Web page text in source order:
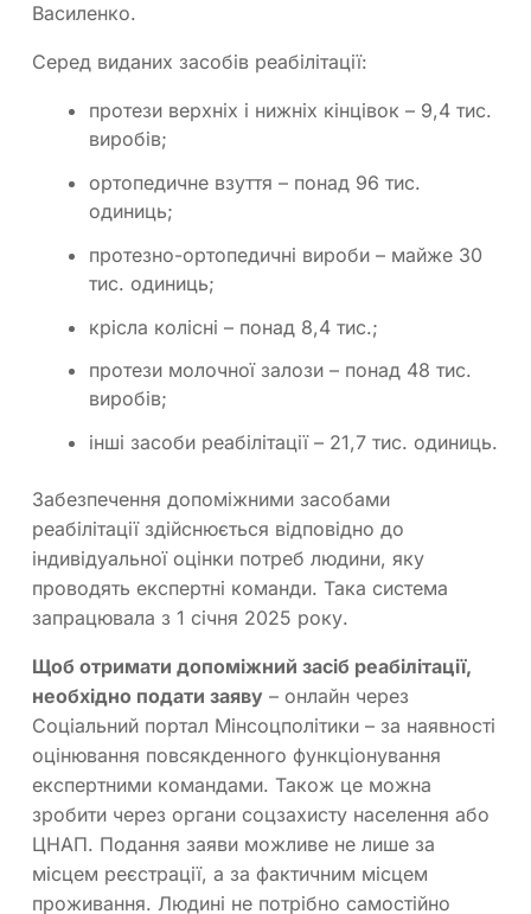
Василенко.
Серед виданих засобів реабілітації:
протези верхніх і нижніх кінцівок – 9,4 тис.
виробів;
ортопедичне взуття – понад 96 тис.
одиниць;
протезно-ортопедичні вироби – майже 30
тис. одиниць;
крісла колісні – понад 8,4 тис.;
протези молочної залози – понад 48 тис.
виробів;
інші засоби реабілітації – 21,7 тис. одиниць.
Забезпечення допоміжними засобами
реабілітації здійснюється відповідно до
індивідуальної оцінки потреб людини, яку
проводять експертні команди. Така система
запрацювала з 1 січня 2025 року.
Щоб отримати допоміжний засіб реабілітації,
необхідно подати заяву – онлайн через
Соціальний портал Мінсоцполітики – за наявності
оцінювання повсякденного функціонування
експертними командами. Також це можна
зробити через органи соцзахисту населення або
ЦНАП. Подання заяви можливе не лише за
місцем реєстрації, а за фактичним місцем
проживання. Людині не потрібно самостійно